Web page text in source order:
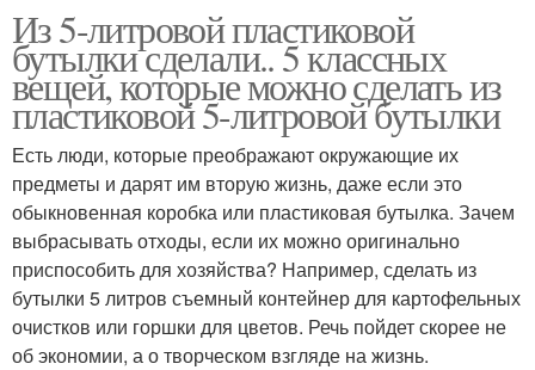
Из 5-литровой пластиковой
бутылки сделали.. 5 классных
вещей, которые можно сделать из
пластиковой 5-литровой бутылки
Есть люди, которые преображают окружающие их
предметы и дарят им вторую жизнь, даже если это
обыкновенная коробка или пластиковая бутылка. Зачем
выбрасывать отходы, если их можно оригинально
приспособить для хозяйства? Например, сделать из
бутылки 5 литров съемный контейнер для картофельных
очистков или горшки для цветов. Речь пойдет скорее не
об экономии, а о творческом взгляде на жизнь.